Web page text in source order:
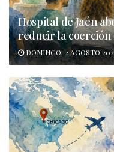
Hospital de Jaén
reducir la
DOMINGO, 2 AGOSTO